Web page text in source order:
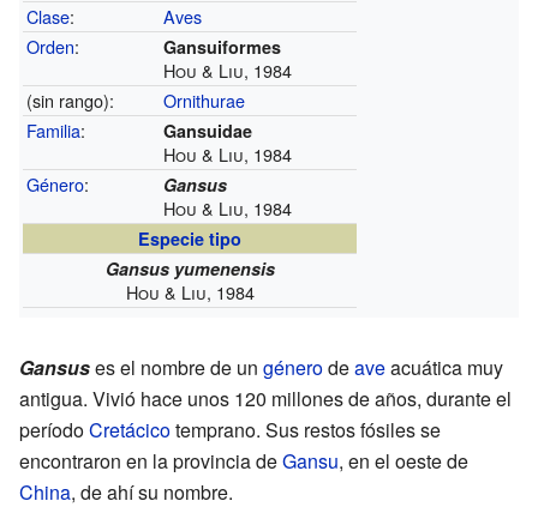
Clase:
Aves
Orden: Gansuiformes
Hou & Liu, 1984
(sin rango):
Ornithurae
Familia: Gansuidae
Hou & Liu, 1984
Género: Gansus
Hou & Liu, 1984
Especie tipo
Gansus yumenensis
Hou & Liu, 1984
Gansuses el nombre de un génerodeaveacuática muy
antigua. Vivió hace unos 120 millones de años, durante el
períodoCretácicotemprano. Sus restos fósiles se
encontraron en la provincia deGansu, en el oeste de
China, de ahí su nombre.